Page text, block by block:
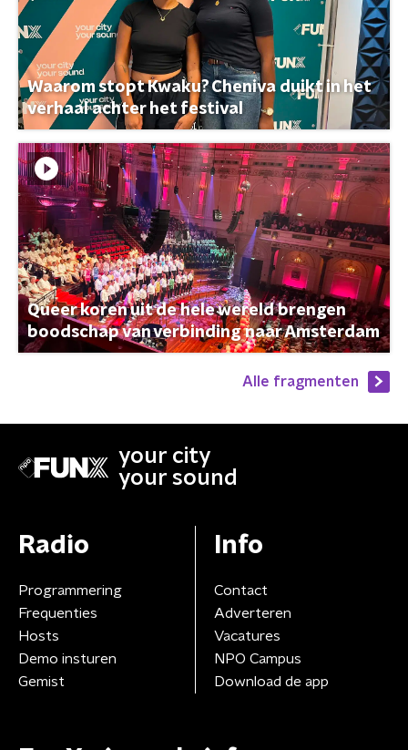
Waarom stopt Kwaku? Cheniva duikt in het
verhaal achter het festival
Queer koren uit de hele wereld brengen
boodschap van verbinding naar Amsterdam
Alle fragmenten
your city
your sound
Radio
Programmering
Frequenties
Hosts
Demo insturen
Gemist
Info
Contact
Adverteren
Vacatures
NPO Campus
Download de app